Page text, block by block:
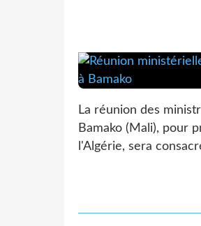
La réunion des
Bamako (Mali), pour
l'Algérie, sera